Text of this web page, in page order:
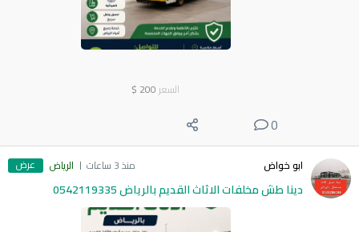
السعر 200
$
0
ابو خواض منذ 3 ساعات الرياض عرض
دينا طش مخلفات الاثاث القديم بالرياض 0542119335